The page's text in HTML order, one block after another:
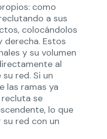
como
a sus
colocándolos
derecha. Estos
y su volumen
al
red. Si un
las ramas ya
se
lo que
red con un